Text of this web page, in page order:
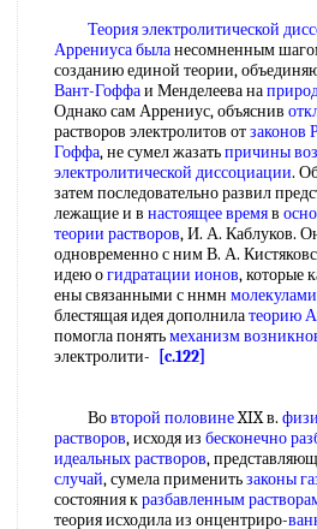
Теория электролитической
Аррениусабыланесомненным
созданию единой теории,
Вант-Гоффаи Менделеева на
Однако сам Аррениус, объяснив
растворов электролитов отзаконов
Гоффа, не сумел жазатьпричины
электролитической диссоциации.
затем последовательно развил
лежащие и в настоящее времяв
теории растворов, И. А. Каблуков.
одновременно с ним В. А.
идею огидратации ионов, которые
ены связанными с ннмн
блестящая идея дополнилатеорию
помогла понятьмеханизм
электролити-
[c.122]
Вовторой половинеXIX в.
растворов, исходя из бесконечно
идеальных растворов,
случай, сумела применитьзаконы
состояния кразбавленным
теория исходила из онцентриро-